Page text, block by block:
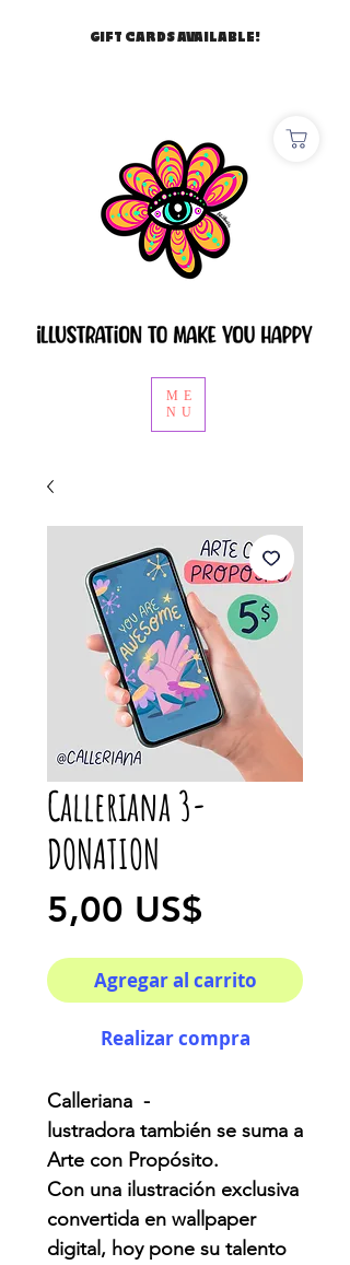
ME
NU
GIFT CARDS AVAILABLE!
Calleriana 3-
DONATION
5,00 US$
Agregar al carrito
Realizar compra
Calleriana -
lustradora también se suma a
Arte con Propósito.
Con una ilustración exclusiva
convertida en wallpaper
digital, hoy pone su talento